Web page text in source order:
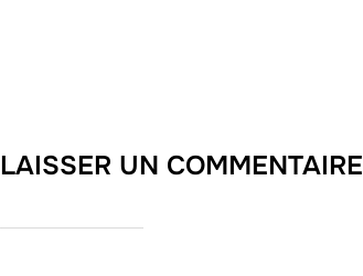
LAISSER UN COMMENTAIRE